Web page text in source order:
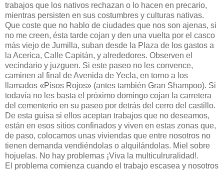
trabajos que los nativos rechazan o lo hacen en precario,
mientras persisten en sus costumbres y culturas nativas.
Que coste que no hablo de ciudades que nos son ajenas, si
no me creen, ésta tarde cojan y den una vuelta por el casco
más viejo de Jumilla, suban desde la Plaza de los gastos a
la Acerica, Calle Capitán, y alrededores. Observen el
vecindario y juzguen. Si este paseo no les convence,
caminen al final de Avenida de Yecla, en torno a los
llamados «Pisos Rojos» (antes también Gran Shampoo). Si
todavía no les basta el próximo domingo cojan la carretera
del cementerio en su paseo por detrás del cerro del castillo.
De esta guisa si ellos aceptan trabajos que no deseamos,
están en esos sitios confinados y viven en estas zonas que,
de paso, colocamos unas viviendas que entre nosotros no
tienen demanda vendiéndolas o alquilándolas. Miel sobre
hojuelas. No hay problemas ¡Viva la multiculruralidad!.
El problema comienza cuando el trabajo escasea y nosotros